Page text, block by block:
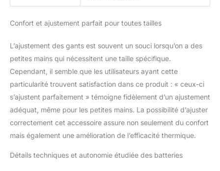
Confort et ajustement parfait pour toutes tailles
L’ajustement des gants est souvent un souci lorsqu’on a des
petites mains qui nécessitent une taille spécifique.
Cependant, il semble que les utilisateurs ayant cette
particularité trouvent satisfaction dans ce produit : « ceux-ci
s’ajustent parfaitement » témoigne fidèlement d’un ajustement
adéquat, même pour les petites mains. La possibilité d’ajuster
correctement cet accessoire assure non seulement du confort
mais également une amélioration de l’efficacité thermique.
Détails techniques et autonomie étudiée des batteries